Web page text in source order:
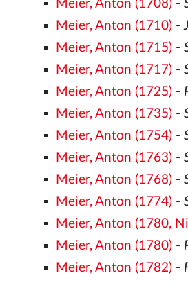
Meier, Anton (1708) -
Meier, Anton (1710) -
Meier, Anton (1715) -
Meier, Anton (1717) -
Meier, Anton (1725) -
Meier, Anton (1735) -
Meier, Anton (1754) -
Meier, Anton (1763) -
Meier, Anton (1768) -
Meier, Anton (1774) -
Meier, Anton (1780,
Meier, Anton (1780) -
Meier, Anton (1782) -